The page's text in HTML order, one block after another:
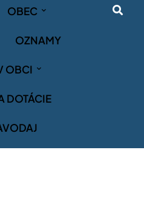
OBEC
OZNAMY
OBCI
DOTÁCIE